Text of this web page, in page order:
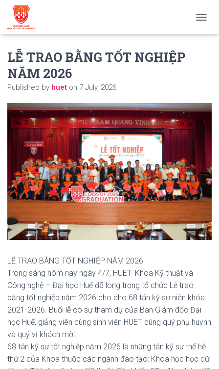
O
I
G
LỄ TRAO BẰNG TỐT NGHIỆP
NĂM 2026
Published by huet on 7 July, 2026
LỄ TRAO BẰNG TỐT NGHIỆP NĂM 2026
Trong sáng hôm nay ngày 4/7, HUET- Khoa Kỹ thuật và
Công nghệ – Đại học Huế đã long trọng tổ chức Lễ trao
bằng tốt nghiệp năm 2026 cho cho 68 tân kỹ sư niên khóa
2021-2026. Buổi lễ có sự tham dự của Ban Giám đốc Đại
học Huế, giảng viên cùng sinh viên HUET cùng quý phụ huynh
và quý vị khách mời.
68 tân kỹ sư tốt nghiệp năm 2026 là những tân kỹ sư thế hệ
thứ 2 của Khoa thuộc các ngành đào tạo: Khoa học học dữ